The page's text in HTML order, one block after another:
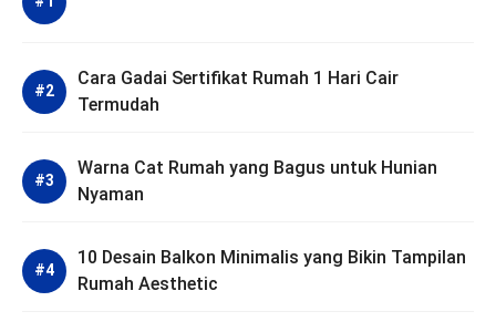
Cara Gadai Sertifikat Rumah 1 Hari Cair
Termudah
Warna Cat Rumah yang Bagus untuk Hunian
Nyaman
10 Desain Balkon Minimalis yang Bikin Tampilan
Rumah Aesthetic